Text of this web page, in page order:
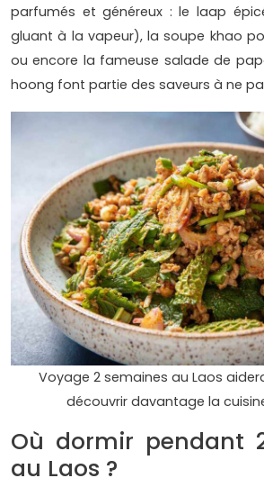
parfumés et généreux : le laap
gluant à la vapeur), la soupe khao
ou encore la fameuse salade de
hoong font partie des saveurs à ne
Voyage 2 semaines au Laos
découvrir davantage la
Où dormir pendant
au Laos ?